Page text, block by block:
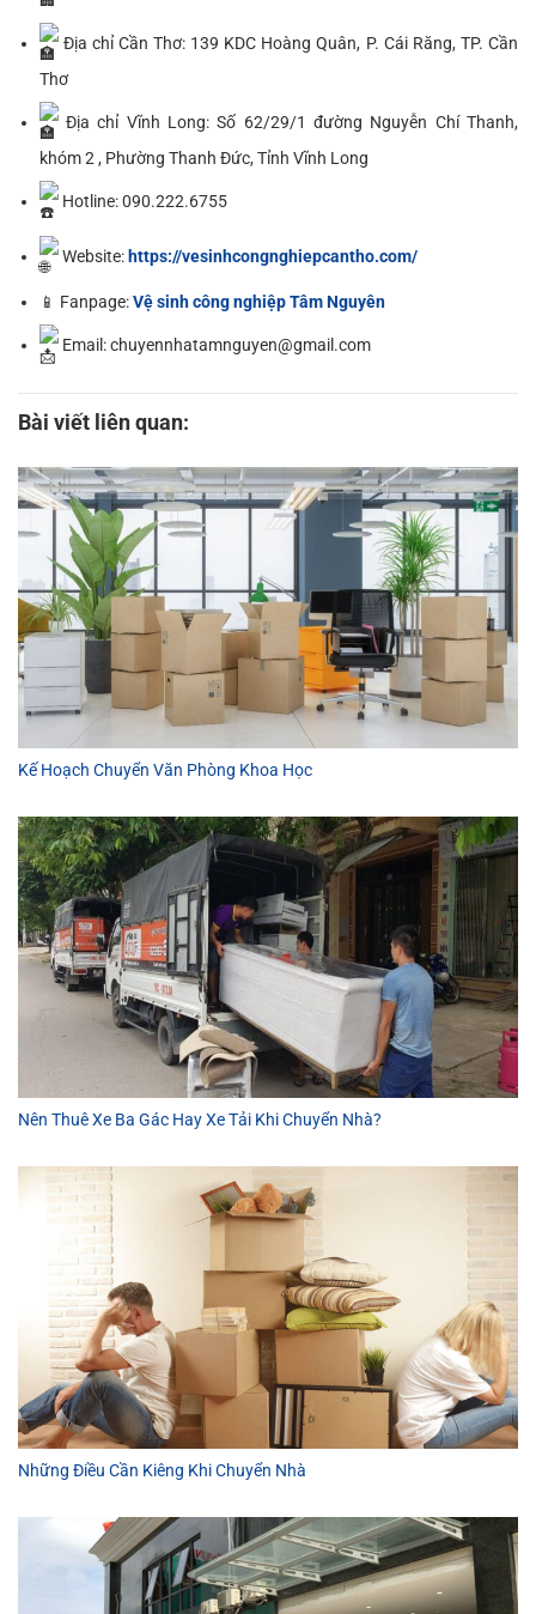
Địa chỉ Cần Thơ: 139 KDC Hoàng Quân, P. Cái Răng, TP. Cần
Thơ
Địa chỉ Vĩnh Long: Số 62/29/1 đường Nguyễn Chí Thanh,
khóm 2 , Phường Thanh Đức, Tỉnh Vĩnh Long
Hotline: 090.222.6755
Website: https://vesinhcongnghiepcantho.com/
📱 Fanpage:Vệ sinh công nghiệp Tâm Nguyên
Email: chuyennhatamnguyen@gmail.com
Bài viết liên quan:
Kế Hoạch Chuyển Văn Phòng Khoa Học
Nên Thuê Xe Ba Gác Hay Xe Tải Khi Chuyển Nhà?
Những Điều Cần Kiêng Khi Chuyển Nhà